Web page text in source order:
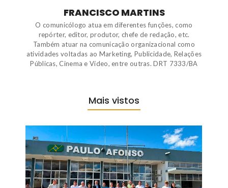
FRANCISCO MARTINS
O comunicólogo atua em diferentes funções, como
repórter, editor, produtor, chefe de redação, etc.
Também atuar na comunicação organizacional como
atividades voltadas ao Marketing, Publicidade, Relações
Públicas, Cinema e Vídeo, entre outras. DRT 7333/BA
Mais vistos